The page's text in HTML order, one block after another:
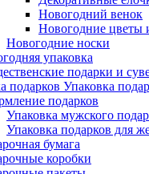
Новогодний венок
Новогодние цветы
Новогодние носки
упаковка
подарки и
Упаковка
подарков
Упаковка мужского
Упаковка подарков для
бумага
коробки